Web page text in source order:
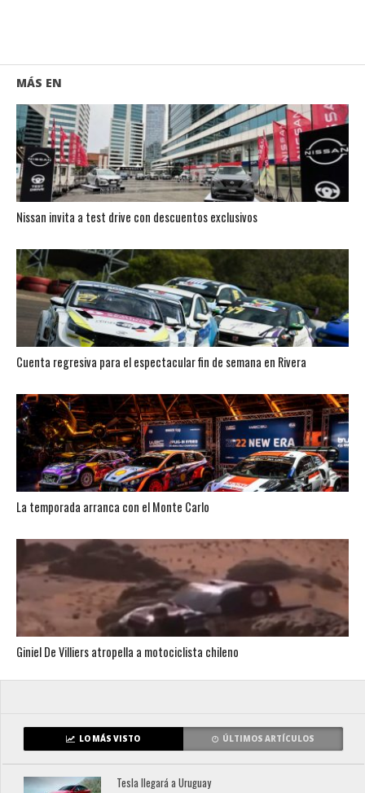
MÁS EN
Nissan invita a test drive con descuentos exclusivos
Cuenta regresiva para el espectacular fin de semana en Rivera
La temporada arranca con el Monte Carlo
Giniel De Villiers atropella a motociclista chileno
LO MÁS VISTO ÚLTIMOS ARTÍCULOS
Tesla llegará a Uruguay